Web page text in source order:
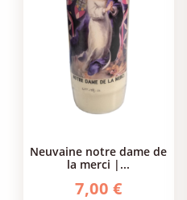
neuvaine notre dame de
la merci |...
7,00 €